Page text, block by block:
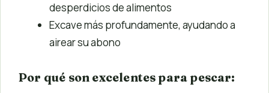
desperdicios de alimentos
Excave más profundamente, ayudando a
airear su abono
Por qué son excelentes para pescar: